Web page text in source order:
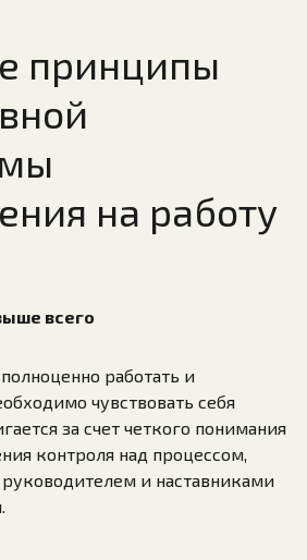
принципы
на работу
всего
работать и
чувствовать себя
за счет четкого понимания
контроля над процессом,
руководителем и наставниками